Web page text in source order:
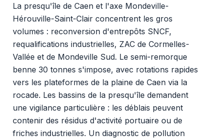
La presqu'île de Caen et l'axe Mondeville-
Hérouville-Saint-Clair concentrent les gros
volumes : reconversion d'entrepôts SNCF,
requalifications industrielles, ZAC de Cormelles-
Vallée et de Mondeville Sud. Le semi-remorque
benne 30 tonnes s'impose, avec rotations rapides
vers les plateformes de la plaine de Caen via la
rocade. Les bassins de la presqu'île demandent
une vigilance particulière : les déblais peuvent
contenir des résidus d'activité portuaire ou de
friches industrielles. Un diagnostic de pollution